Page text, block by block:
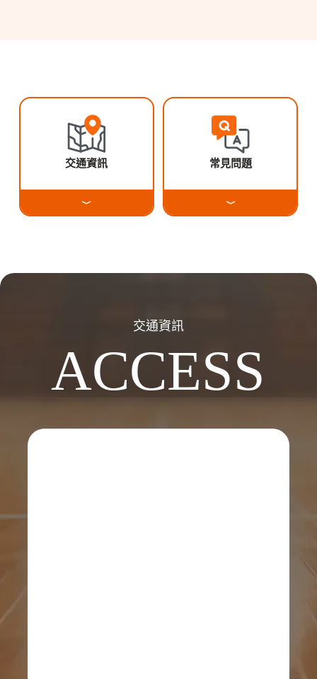
交通資訊 常見問題
交通資訊
ACCESS